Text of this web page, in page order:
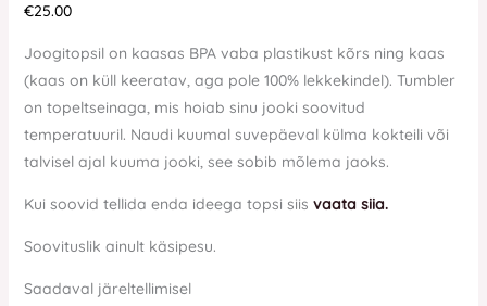
€25.00
Joogitopsil on kaasas BPA vaba plastikust kõrs ning kaas
(kaas on küll keeratav, aga pole 100% lekkekindel). Tumbler
on topeltseinaga, mis hoiab sinu jooki soovitud
temperatuuril. Naudi kuumal suvepäeval külma kokteili või
talvisel ajal kuuma jooki, see sobib mõlema jaoks.
Kui soovid tellida enda ideega topsi siis vaata siia.
Soovituslik ainult käsipesu.
Saadaval järeltellimisel